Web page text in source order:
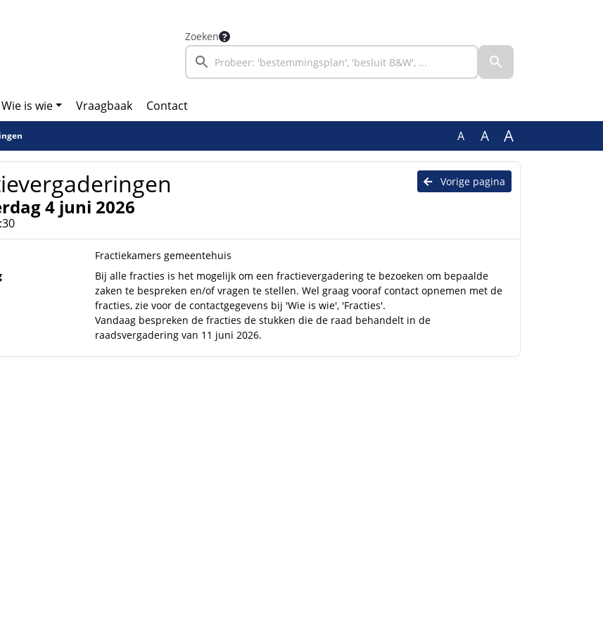
Zoeken
Wie is wie Vraagbaak Contact
A A A
Vorige pagina
4 juni 2026
Fractiekamers gemeentehuis
Bij alle fracties is het mogelijk om een fractievergadering te bezoeken om bepaalde
zaken te bespreken en/of vragen te stellen. Wel graag vooraf contact opnemen met de
fracties, zie voor de contactgegevens bij 'Wie is wie', 'Fracties'.
Vandaag bespreken de fracties de stukken die de raad behandelt in de
raadsvergadering van 11 juni 2026.